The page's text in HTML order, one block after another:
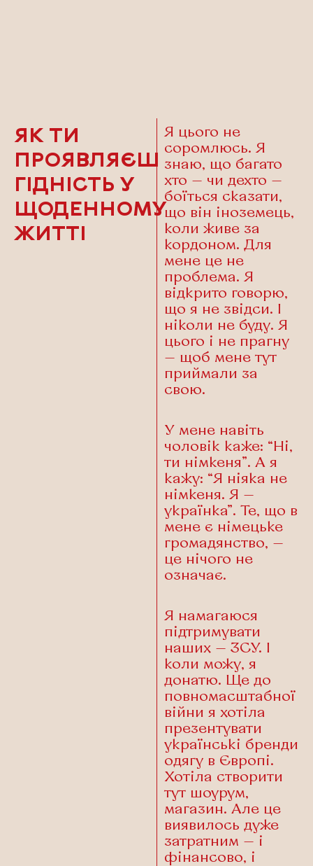
ЯК ТИ
ПРОЯВЛЯЄШ
ГІДНІСТЬ У
ЩОДЕННОМУ
ЖИТТІ
Я цього не
соромлюсь. Я
знаю, що багато
хто — чи дехто —
боїться сказати,
що він іноземець,
коли живе за
кордоном. Для
мене це не
проблема. Я
відкрито говорю,
що я не звідси. І
ніколи не буду. Я
цього і не прагну
— щоб мене тут
приймали за
свою.
У мене навіть
чоловік каже: “Ні,
ти німкеня”. А я
кажу: “Я ніяка не
німкеня. Я —
українка”. Те, що в
мене є німецьке
громадянство, —
це нічого не
означає.
Я намагаюся
підтримувати
наших — ЗСУ. І
коли можу, я
донатю. Ще до
повномасштабної
війни я хотіла
презентувати
українські бренди
одягу в Європі.
Хотіла створити
тут шоурум,
магазин. Але це
виявилось дуже
затратним — і
фінансово, і